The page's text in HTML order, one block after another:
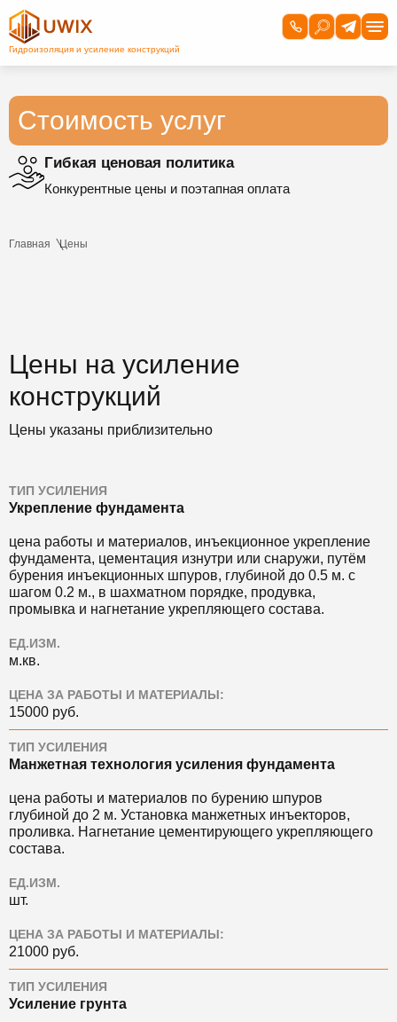
Стоимость услуг
Гибкая ценовая политика
Конкурентные цены и поэтапная оплата
Главная Цены
Цены на усиление
конструкций
Цены указаны приблизительно
ТИП УСИЛЕНИЯ
Укрепление фундамента
цена работы и материалов, инъекционное укрепление
фундамента, цементация изнутри или снаружи, путём
бурения инъекционных шпуров, глубиной до 0.5 м. с
шагом 0.2 м., в шахматном порядке, продувка,
промывка и нагнетание укрепляющего состава.
ЕД.ИЗМ.
м.кв.
ЦЕНА ЗА РАБОТЫ И МАТЕРИАЛЫ:
15000 руб.
ТИП УСИЛЕНИЯ
Манжетная технология усиления фундамента
цена работы и материалов по бурению шпуров
глубиной до 2 м. Установка манжетных инъекторов,
проливка. Нагнетание цементирующего укрепляющего
состава.
ЕД.ИЗМ.
шт.
ЦЕНА ЗА РАБОТЫ И МАТЕРИАЛЫ:
21000 руб.
ТИП УСИЛЕНИЯ
Усиление грунта